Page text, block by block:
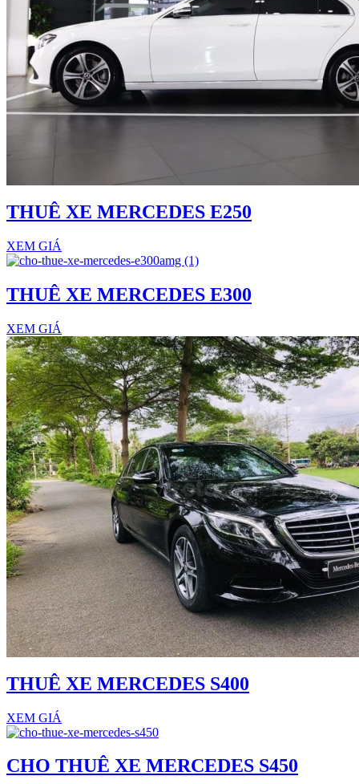
THUÊ XE MERCEDES E250
XEM GIÁ
THUÊ XE MERCEDES E300
XEM GIÁ
THUÊ XE MERCEDES S400
XEM GIÁ
CHO THUÊ XE MERCEDES S450